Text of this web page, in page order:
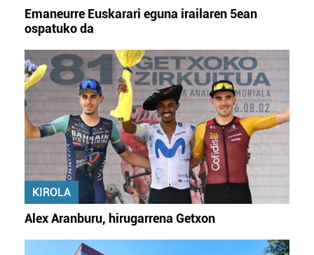
Emaneurre Euskarari eguna irailaren 5ean
ospatuko da
KIROLA
Alex Aranburu, hirugarrena Getxon